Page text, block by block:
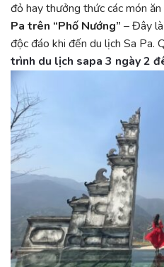
đỏ hay thưởng thức các món
Pa trên “Phố Nướng” – Đây
độc đáo khi đến du lịch Sa Pa.
trình du lịch sapa 3 ngày 2